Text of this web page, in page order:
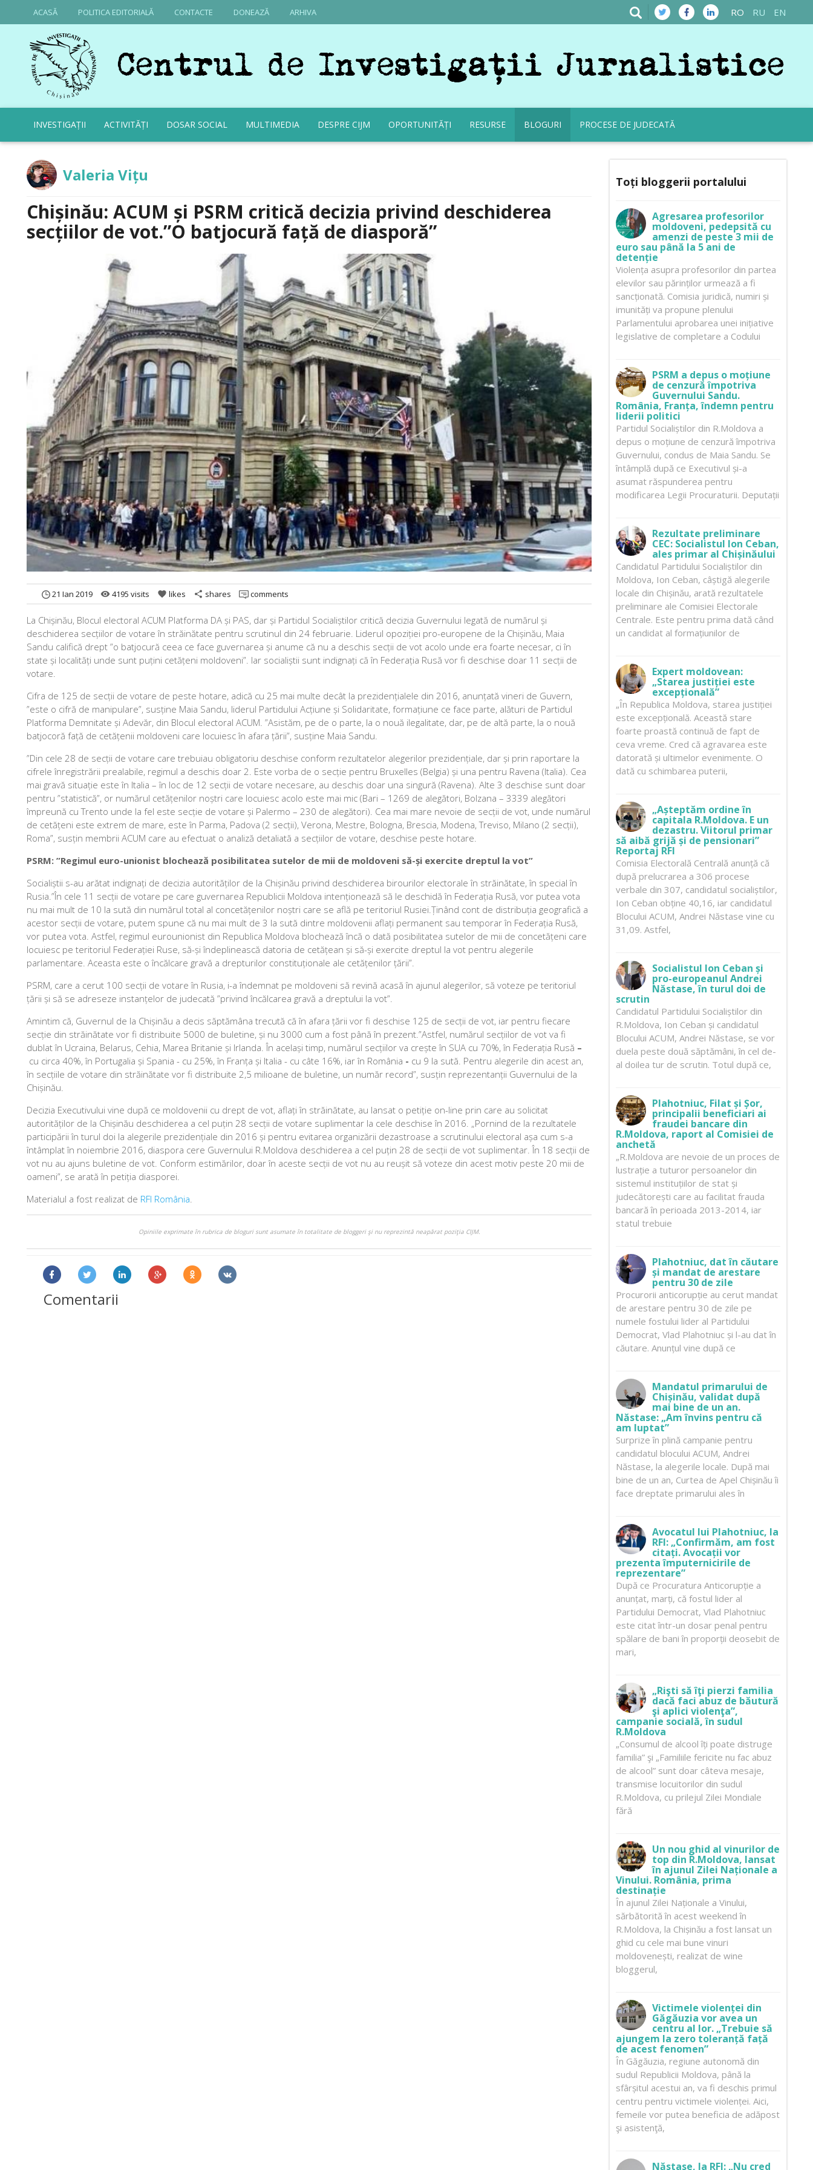
ACASĂ POLITICA EDITORIALĂ CONTACTE DONEAZĂ ARHIVA RO RU EN
INVESTIGAȚII ACTIVITĂȚI DOSAR SOCIAL MULTIMEDIA DESPRE CIJM OPORTUNITĂȚI RESURSE BLOGURI PROCESE DE JUDECATĂ
Valeria Vițu
Chișinău: ACUM și PSRM critică decizia privind deschiderea
secțiilor de vot.”O batjocură față de diasporă”
21 Ian 2019 remove_red_eye 4195 visits favorite likes share shares comments
La Chișinău, Blocul electoral ACUM Platforma DA și PAS, dar și Partidul Socialiștilor critică decizia Guvernului legată de numărul și
deschiderea secțiilor de votare în străinătate pentru scrutinul din 24 februarie. Liderul opoziției pro-europene de la Chișinău, Maia
Sandu califică drept ”o batjocură ceea ce face guvernarea și anume că nu a deschis secții de vot acolo unde era foarte necesar, ci în
state și localități unde sunt puțini cetățeni moldoveni”. Iar socialiștii sunt indignați că în Federația Rusă vor fi deschise doar 11 secții de
votare.
Cifra de 125 de secții de votare de peste hotare, adică cu 25 mai multe decât la prezidențialele din 2016, anunțată vineri de Guvern,
”este o cifră de manipulare”, susține Maia Sandu, liderul Partidului Acțiune și Solidaritate, formațiune ce face parte, alături de Partidul
Platforma Demnitate și Adevăr, din Blocul electoral ACUM. ”Asistăm, pe de o parte, la o nouă ilegalitate, dar, pe de altă parte, la o nouă
batjocoră față de cetățenii moldoveni care locuiesc în afara țării”, susține Maia Sandu.
”Din cele 28 de secții de votare care trebuiau obligatoriu deschise conform rezultatelor alegerilor prezidențiale, dar și prin raportare la
cifrele înregistrării prealabile, regimul a deschis doar 2. Este vorba de o secție pentru Bruxelles (Belgia) și una pentru Ravena (Italia). Cea
mai gravă situație este în Italia – în loc de 12 secții de votare necesare, au deschis doar una singură (Ravena). Alte 3 deschise sunt doar
pentru ”statistică”, or numărul cetățenilor noștri care locuiesc acolo este mai mic (Bari – 1269 de alegători, Bolzana – 3339 alegători
împreună cu Trento unde la fel este secție de votare și Palermo – 230 de alegători). Cea mai mare nevoie de secții de vot, unde numărul
de cetățeni este extrem de mare, este în Parma, Padova (2 secții), Verona, Mestre, Bologna, Brescia, Modena, Treviso, Milano (2 secții),
Roma”, susțin membrii ACUM care au efectuat o analiză detaliată a secțiilor de votare, deschise peste hotare.
PSRM: ”Regimul euro-unionist blochează posibilitatea sutelor de mii de moldoveni să-și exercite dreptul la vot”
Socialiștii s-au arătat indignați de decizia autorităților de la Chișinău privind deschiderea birourilor electorale în străinătate, în special în
Rusia.”În cele 11 secții de votare pe care guvernarea Republicii Moldova intenționează să le deschidă în Federația Rusă, vor putea vota
nu mai mult de 10 la sută din numărul total al concetățenilor noștri care se află pe teritoriul Rusiei.Ținând cont de distribuția geografică a
acestor secții de votare, putem spune că nu mai mult de 3 la sută dintre moldovenii aflați permanent sau temporar în Federația Rusă,
vor putea vota. Astfel, regimul eurounionist din Republica Moldova blochează încă o dată posibilitatea sutelor de mii de concetățeni care
locuiesc pe teritoriul Federației Ruse, să-și îndeplinească datoria de cetățean și să-și exercite dreptul la vot pentru alegerile
parlamentare. Aceasta este o încălcare gravă a drepturilor constituționale ale cetățenilor țării”.
PSRM, care a cerut 100 secții de votare în Rusia, i-a îndemnat pe moldoveni să revină acasă în ajunul alegerilor, să voteze pe teritoriul
țării și să se adreseze instanțelor de judecată ”privind încălcarea gravă a dreptului la vot”.
Amintim că, Guvernul de la Chișinău a decis săptămâna trecută că în afara țării vor fi deschise 125 de secții de vot, iar pentru fiecare
secție din străinătate vor fi distribuite 5000 de buletine, și nu 3000 cum a fost până în prezent.”Astfel, numărul secțiilor de vot va fi
dublat în Ucraina, Belarus, Cehia, Marea Britanie și Irlanda. În același timp, numărul secțiilor va crește în SUA cu 70%, în Federația Rusă –
cu circa 40%, în Portugalia și Spania - cu 25%, în Franța și Italia - cu câte 16%, iar în România - cu 9 la sută. Pentru alegerile din acest an,
în secțiile de votare din străinătate vor fi distribuite 2,5 milioane de buletine, un număr record”, susțin reprezentanții Guvernului de la
Chișinău.
Decizia Executivului vine după ce moldovenii cu drept de vot, aflați în străinătate, au lansat o petiție on-line prin care au solicitat
autorităților de la Chișinău deschiderea a cel puțin 28 secții de votare suplimentar la cele deschise în 2016. „Pornind de la rezultatele
participării în turul doi la alegerile prezidențiale din 2016 și pentru evitarea organizării dezastroase a scrutinului electoral așa cum s-a
întâmplat în noiembrie 2016, diaspora cere Guvernului R.Moldova deschiderea a cel puțin 28 de secții de vot suplimentar. În 18 secții de
vot nu au ajuns buletine de vot. Conform estimărilor, doar în aceste secții de vot nu au reușit să voteze din acest motiv peste 20 mii de
oameni”, se arată în petiția diasporei.
Materialul a fost realizat de RFI România
Opiniile exprimate în rubrica de bloguri sunt asumate în totalitate de bloggeri şi nu reprezintă neapărat poziţia CIJM.
Comentarii
Toți bloggerii portalului
Agresarea profesorilor
moldoveni, pedepsită cu
amenzi de peste 3 mii de
euro sau până la 5 ani de
detenție
Violența asupra profesorilor din partea
elevilor sau părinților urmează a fi
sancționată. Comisia juridică, numiri și
imunități va propune plenului
Parlamentului aprobarea unei inițiative
legislative de completare a Codului
PSRM a depus o moțiune
de cenzură împotriva
Guvernului Sandu.
România, Franța, îndemn pentru
liderii politici
Partidul Socialiștilor din R.Moldova a
depus o moțiune de cenzură împotriva
Guvernului, condus de Maia Sandu. Se
întâmplă după ce Executivul și-a
asumat răspunderea pentru
modificarea Legii Procuraturii. Deputații
Rezultate preliminare
CEC: Socialistul Ion Ceban,
ales primar al Chișinăului
Candidatul Partidului Socialiștilor din
Moldova, Ion Ceban, câștigă alegerile
locale din Chișinău, arată rezultatele
preliminare ale Comisiei Electorale
Centrale. Este pentru prima dată când
un candidat al formațiunilor de
Expert moldovean:
„Starea justiției este
excepțională”
„În Republica Moldova, starea justiției
este excepțională. Această stare
foarte proastă continuă de fapt de
ceva vreme. Cred că agravarea este
datorată și ultimelor evenimente. O
dată cu schimbarea puterii,
„Așteptăm ordine în
capitala R.Moldova. E un
dezastru. Viitorul primar
să aibă grijă și de pensionari”
Reportaj RFI
Comisia Electorală Centrală anunță că
după prelucrarea a 306 procese
verbale din 307, candidatul socialiștilor,
Ion Ceban obține 40,16, iar candidatul
Blocului ACUM, Andrei Năstase vine cu
31,09. Astfel,
Socialistul Ion Ceban și
pro-europeanul Andrei
Năstase, în turul doi de
scrutin
Candidatul Partidului Socialiștilor din
R.Moldova, Ion Ceban și candidatul
Blocului ACUM, Andrei Năstase, se vor
duela peste două săptămâni, în cel de-
al doilea tur de scrutin. Totul după ce,
Plahotniuc, Filat și Șor,
principalii beneficiari ai
fraudei bancare din
R.Moldova, raport al Comisiei de
anchetă
„R.Moldova are nevoie de un proces de
lustrație a tuturor persoanelor din
sistemul instituțiilor de stat și
judecătorești care au facilitat frauda
bancară în perioada 2013-2014, iar
statul trebuie
Plahotniuc, dat în căutare
și mandat de arestare
pentru 30 de zile
Procurorii anticorupție au cerut mandat
de arestare pentru 30 de zile pe
numele fostului lider al Partidului
Democrat, Vlad Plahotniuc și l-au dat în
căutare. Anunțul vine după ce
Mandatul primarului de
Chișinău, validat după
mai bine de un an.
Năstase: „Am învins pentru că
am luptat”
Surprize în plină campanie pentru
candidatul blocului ACUM, Andrei
Năstase, la alegerile locale. După mai
bine de un an, Curtea de Apel Chișinău îi
face dreptate primarului ales în
Avocatul lui Plahotniuc, la
RFI: „Confirmăm, am fost
citați. Avocații vor
prezenta împuternicirile de
reprezentare”
După ce Procuratura Anticorupție a
anunțat, marți, că fostul lider al
Partidului Democrat, Vlad Plahotniuc
este citat într-un dosar penal pentru
spălare de bani în proporții deosebit de
mari,
„Rişti să îţi pierzi familia
dacă faci abuz de băutură
şi aplici violenţa”,
campanie socială, în sudul
R.Moldova
„Consumul de alcool îți poate distruge
familia” şi „Familiile fericite nu fac abuz
de alcool” sunt doar câteva mesaje,
transmise locuitorilor din sudul
R.Moldova, cu prilejul Zilei Mondiale
fără
Un nou ghid al vinurilor de
top din R.Moldova, lansat
în ajunul Zilei Naționale a
Vinului. România, prima
destinație
În ajunul Zilei Naționale a Vinului,
sărbătorită în acest weekend în
R.Moldova, la Chișinău a fost lansat un
ghid cu cele mai bune vinuri
moldovenești, realizat de wine
bloggerul,
Victimele violenței din
Găgăuzia vor avea un
centru al lor. „Trebuie să
ajungem la zero toleranță față
de acest fenomen”
În Găgăuzia, regiune autonomă din
sudul Republicii Moldova, până la
sfârșitul acestui an, va fi deschis primul
centru pentru victimele violenței. Aici,
femeile vor putea beneficia de adăpost
şi asistenţă,
Năstase, la RFI: „Nu cred